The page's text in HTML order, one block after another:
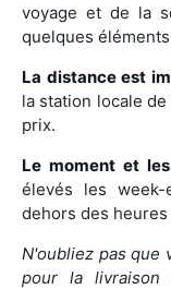
voyage et de la
quelques
La distance est
la station locale
prix.
Le moment et
élevés les
dehors des
N'oubliez pas que
pour la